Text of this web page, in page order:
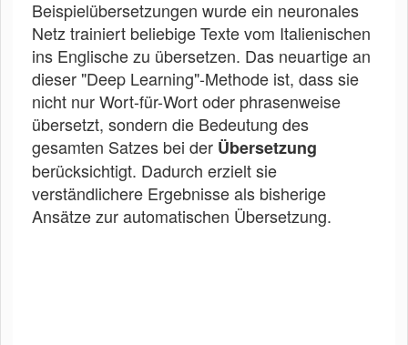
Beispielübersetzungen wurde ein neuronales
Netz trainiert beliebige Texte vom Italienischen
ins Englische zu übersetzen. Das neuartige an
dieser "Deep Learning"-Methode ist, dass sie
nicht nur Wort-für-Wort oder phrasenweise
übersetzt, sondern die Bedeutung des
gesamten Satzes bei der Übersetzung
berücksichtigt. Dadurch erzielt sie
verständlichere Ergebnisse als bisherige
Ansätze zur automatischen Übersetzung.